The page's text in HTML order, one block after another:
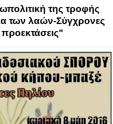
της τροφής
των λαών-Σύγχρονες
προεκτάσεις"